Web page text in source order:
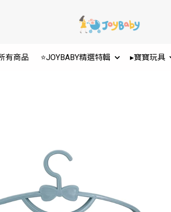
有商品 ⭐JOYBABY精選特輯 ▸寶寶玩具